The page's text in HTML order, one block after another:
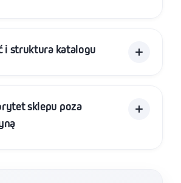
przekierowania, jasne sygnały
w obszarach:
i struktura katalogu
sklepu poza